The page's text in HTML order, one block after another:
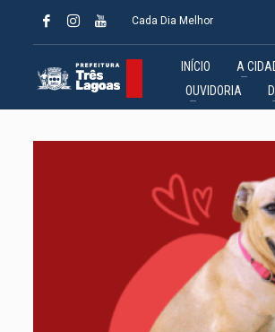
Cada Dia Melhor
INÍCIO A
OUVIDORIA